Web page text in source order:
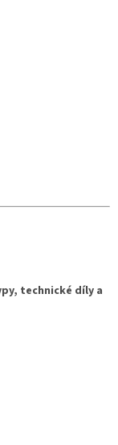
technické díly a